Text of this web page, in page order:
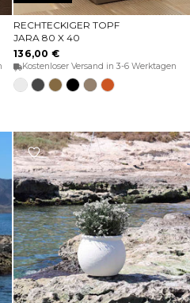
OPTIONEN WÄHLEN
RECHTECKIGER TOPF
JARA 80 X 40
136,00 €
Kostenloser Versand in 3-6 Werktagen
Weiss
Anthrazit
Bronze
Schwarz
TaupeTerrakotta